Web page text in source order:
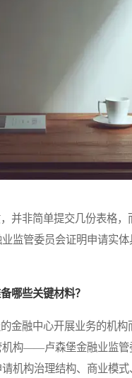
非简单提交几份表格，
监管委员会证明申请实
哪些关键材料？
融中心开展业务的机构
构——卢森堡金融业监
机构治理结构、商业模